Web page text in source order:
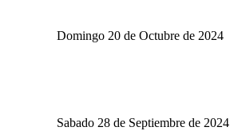
Domingo 20 de Octubre de 2024
Sabado 28 de Septiembre de 2024